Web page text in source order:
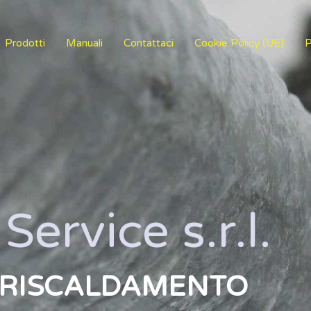
Prodotti Manuali Contattaci Cookie Policy (UE)
s.r.l.